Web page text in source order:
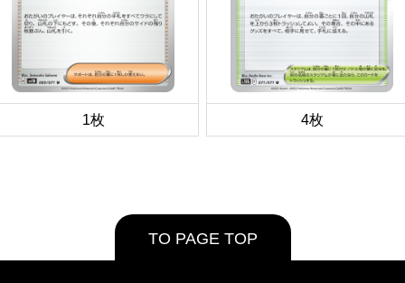
1枚 4枚
TO PAGE TOP